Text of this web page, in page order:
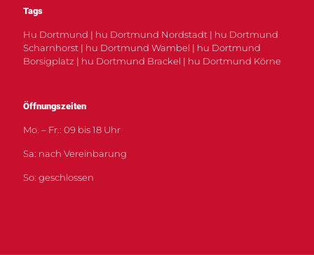
Tags
Hu Dortmund | hu Dortmund Nordstadt | hu Dortmund
Scharnhorst | hu Dortmund Wambel | hu Dortmund
Borsigplatz | hu Dortmund Brackel | hu Dortmund Körne
Öffnungszeiten
Mo. – Fr.: 09 bis 18 Uhr
Sa: nach Vereinbarung
So: geschlossen